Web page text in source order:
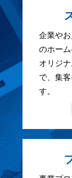
企業や
のホーム
オリジ
で、集
す。